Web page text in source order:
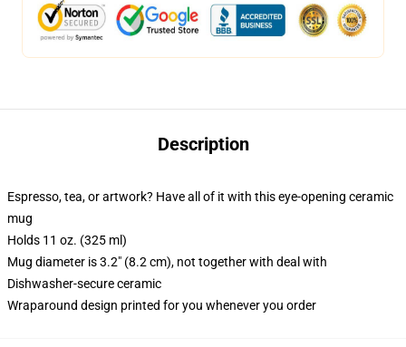
Description
Espresso, tea, or artwork? Have all of it with this eye-opening ceramic
mug
Holds 11 oz. (325 ml)
Mug diameter is 3.2" (8.2 cm), not together with deal with
Dishwasher-secure ceramic
Wraparound design printed for you whenever you order